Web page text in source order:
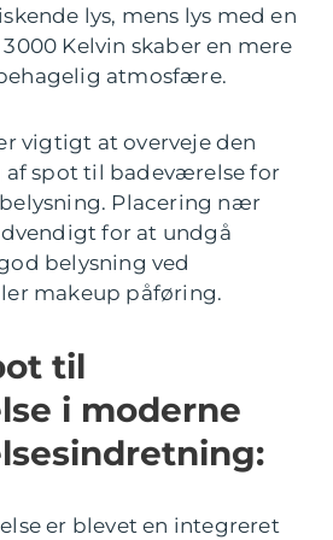
lys, mens lys med en
Kelvin skaber en mere
atmosfære.
vigtigt at overveje den
af spot til badeværelse for
Placering nær
for at undgå
belysning ved
makeup påføring.
til
i moderne
er blevet en integreret